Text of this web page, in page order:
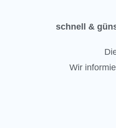
schnell &
Wir